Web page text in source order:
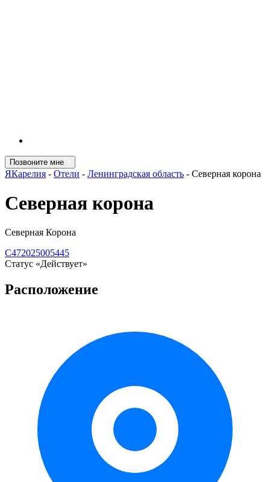
Позвоните мне
ЯКарелия - Отели - Ленинградская область - Северная корона
Северная корона
Северная Корона
С472025005445
Статус «Действует»
Расположение